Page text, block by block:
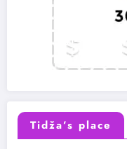
Tidža’s place